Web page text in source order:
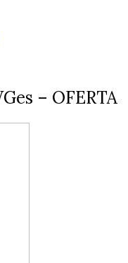
– OFERTA